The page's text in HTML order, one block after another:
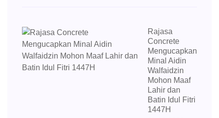
Rajasa
Concrete
Mengucapkan
Minal Aidin
Walfaidzin
Mohon Maaf
Lahir dan
Batin Idul Fitri
1447H